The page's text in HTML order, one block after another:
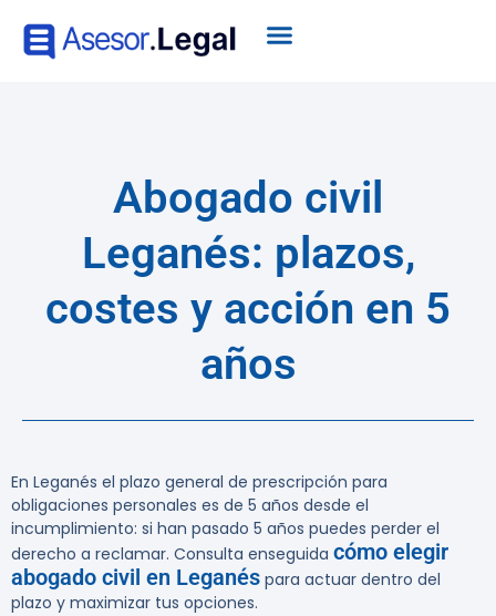
Abogado civil
Leganés: plazos,
costes y acción en 5
años
En Leganés el plazo general de prescripción para
obligaciones personales es de 5 años desde el
incumplimiento: si han pasado 5 años puedes perder el
derecho a reclamar. Consulta enseguida cómo elegir
abogado civil en Leganés para actuar dentro del
plazo y maximizar tus opciones.